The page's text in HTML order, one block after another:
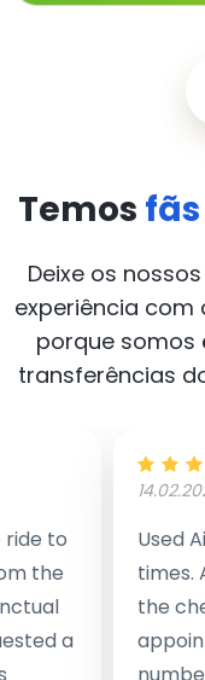
Temos
Deixe os
experiência com
porque somos
transferências
to
the
a
Used
times.
the